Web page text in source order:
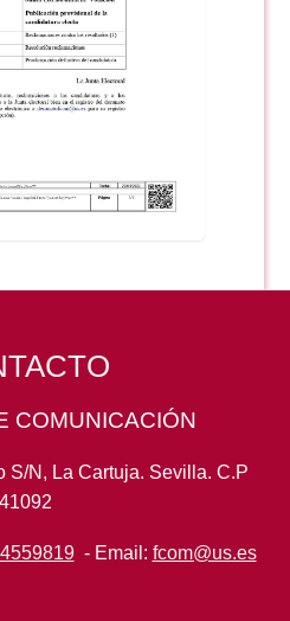
COMUNICACIÓN
S/N, La Cartuja. Sevilla. C.P
41092
- Email: fcom@us.es